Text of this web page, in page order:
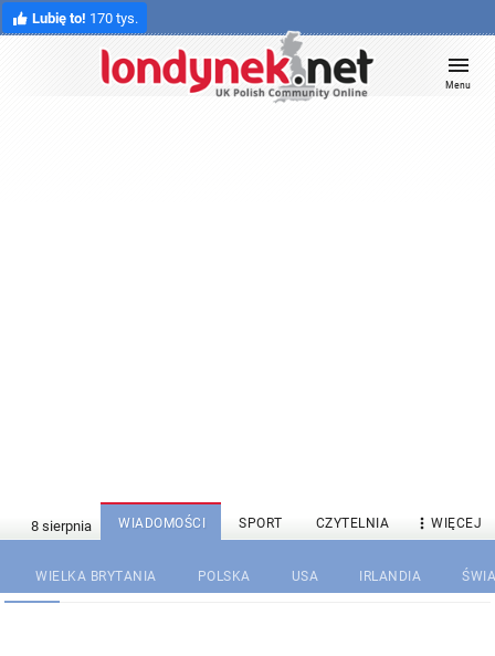
Lubię to! 170 tys.
Menu
WIADOMOŚCI SPORT CZYTELNIA  WIĘCEJ
WIELKA BRYTANIA POLSKA USA IRLANDIA